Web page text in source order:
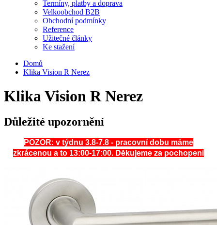
Termíny, platby a doprava
Velkoobchod B2B
Obchodní podmínky
Reference
Užitečné články
Ke stažení
Domů
Klika Vision R Nerez
Klika Vision R Nerez
Důležité upozornění
POZOR: v týdnu 3.8-7.8 - pracovní dobu máme
zkrácenou a to 13:00-17:00. Děkujeme za pochopení